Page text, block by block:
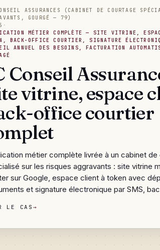
ASSURANCES (CABINET DE COURTAGE
GOURGÉ — 79)
·
MÉTIER COMPLÈTE — SITE VITRINE,
BACK-OFFICE COURTIER, SIGNATURE
ANNUEL DES BESOINS, FACTURATION
Conseil
vitrine, espace
office courtier
métier complète livrée à un cabinet de
sur les risques aggravants : site vitrine
sur Google, espace client à token avec
et signature électronique par SMS,
de recueil des besoins automatisée,
LE CAS →